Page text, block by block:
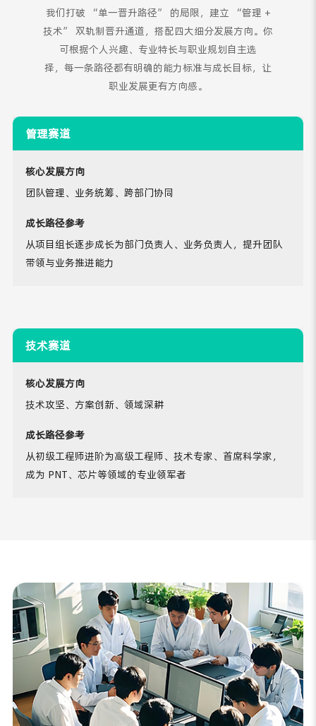
我们打破 “单一晋升路径” 的局限，建立 “管理 +
技术” 双轨制晋升通道，搭配四大细分发展方向。你
可根据个人兴趣、专业特长与职业规划自主选
择，每一条路径都有明确的能力标准与成长目标，让
职业发展更有方向感。
管理赛道
核心发展方向
团队管理、业务统筹、跨部门协同
成长路径参考
从项目组长逐步成长为部门负责人、业务负责人，提升团队
带领与业务推进能力
技术赛道
核心发展方向
技术攻坚、方案创新、领域深耕
成长路径参考
从初级工程师进阶为高级工程师、技术专家、首席科学家，
成为 PNT、芯片等领域的专业领军者